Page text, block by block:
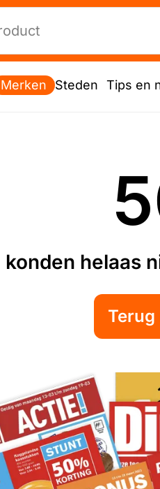
Merken Steden Tips en
konden helaas
Terug